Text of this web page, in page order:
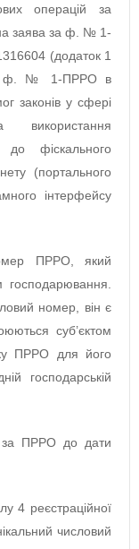
операцій за
заява за ф. № 1-
(додаток 1
за ф. № 1-ПРРО в
законів у сфері
використання
до фіскального
(портального
інтерфейсу
ПРРО, який
номер, він є
суб’єктом
ПРРО для його
господарській
за ПРРО до дати
4 реєстраційної
числовий